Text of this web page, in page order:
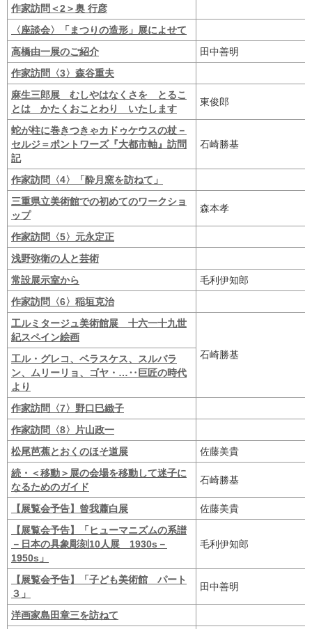
作家訪問＜2＞奥 行彦
〈座談会〉「まつりの造形」展によせて
高橋由一展のご紹介
田中善明
作家訪問〈3〉森谷重夫
麻生三郎展 むしやはなくさを とるこ
とは かたくおことわり いたします
東俊郎
蛇が柱に巻きつきゃカドゥケウスの杖－
セルジ＝ポントワーズ『大都市軸』訪問
記
石崎勝基
作家訪問〈4〉「酔月窯を訪ねて」
三重県立美術館での初めてのワークショ
ップ
森本孝
作家訪問〈5〉元永定正
浅野弥衛の人と芸術
常設展示室から
毛利伊知郎
作家訪問〈6〉稲垣克治
工ルミタージュ美術館展 十六一十九世
紀スペイン絵画
石崎勝基
工ル・グレコ、ベラスケス、スルバラ
ン、ムリーリョ、ゴヤ・…‥巨匠の時代
より
作家訪問〈7〉野口巳緻子
作家訪問〈8〉片山政一
松尾芭蕉とおくのほそ道展
佐藤美貴
続・＜移動＞展の会場を移動して迷子に
なるためのガイド
石崎勝基
【展覧会予告】曾我蕭白展
佐藤美貴
【展覧会予告】「ヒューマニズムの系譜
－日本の具象彫刻10人展 1930s－
1950s」
毛利伊知郎
【展覧会予告】「子ども美術館 パート
３」
田中善明
洋画家島田章三を訪ねて